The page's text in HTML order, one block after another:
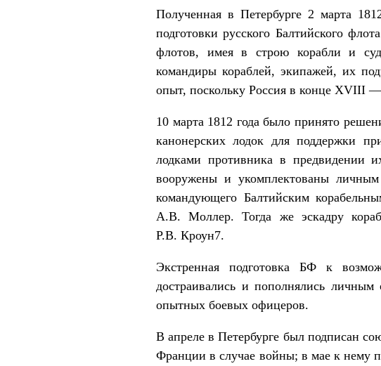
Полученная в Петербурге 2 марта
подготовки русского Балтийского
флотов, имея в строю корабли и
командиры кораблей, экипажей, их
опыт, поскольку Россия в конце XVIII
10 марта 1812 года было принято
канонерских лодок для поддержки
лодками противника в предвидении
вооружены и укомплектованы
командующего Балтийским
А.В. Моллер. Тогда же эскадру
Р.В. Кроун7.
Экстренная подготовка БФ к
достраивались и пополнялись
опытных боевых офицеров.
В апреле в Петербурге был подписан
Франции в случае войны; в мае к нему